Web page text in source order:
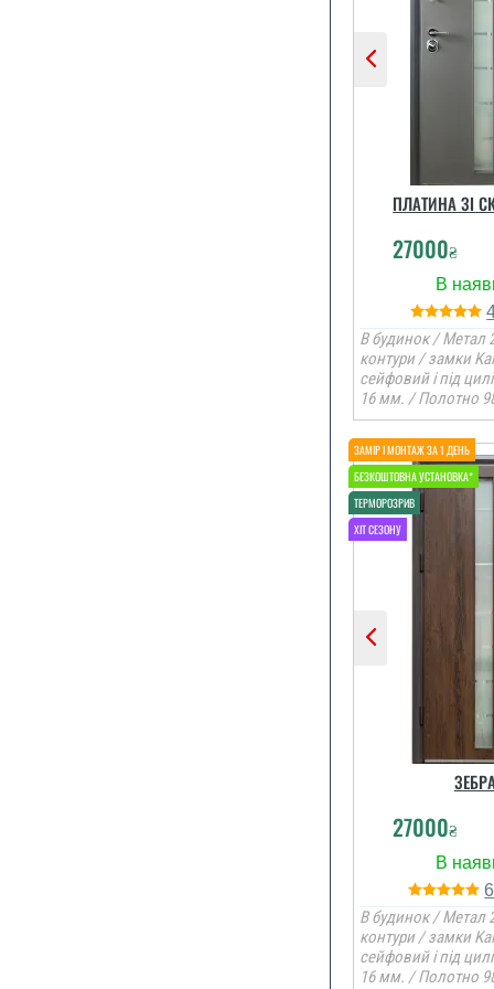
устанлвщики
Євген на
якісно
ПЛАТИНА ЗІ
27000₴
В будинок / Метал
контури / замки
сейфовий і під
16 мм. / Полотно
27000₴
6
В будинок / Метал
контури / замки
сейфовий і під
16 мм. / Полотно